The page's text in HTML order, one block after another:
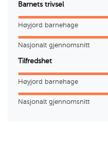
Barnets trivsel
Høyjord barnehage
Nasjonalt gjennomsnitt
Tilfredshet
Høyjord barnehage
Nasjonalt gjennomsnitt